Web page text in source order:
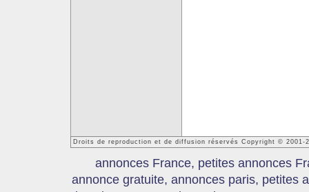
Droits de reproduction et de diffusion réservés Copyright © 2001-
annonces France, petites annonces
annonce gratuite, annonces paris, petites